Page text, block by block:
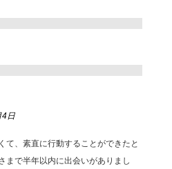
4日
て、素直に行動することができたと
まで半年以内に出会いがありまし